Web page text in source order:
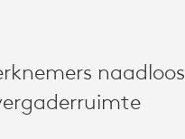
naadloos